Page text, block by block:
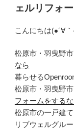
ェルリフォ
こんにちは(●´∀
松原市・羽曳野
なら
暮らせる
松原市・羽曳野
フォームをする
松原市の一戸建
リブウェルグル